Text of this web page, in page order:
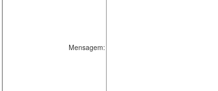
Mensagem: